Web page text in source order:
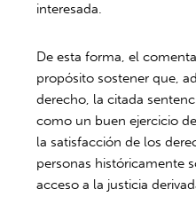
interesada.
De esta forma, el
propósito sostener que,
derecho, la citada
como un buen ejercicio
la satisfacción de los
personas históricamente
acceso a la justicia